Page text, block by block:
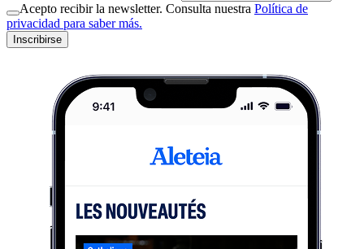
Acepto recibir la newsletter. Consulta nuestra Política de
privacidad para saber más.
Inscribirse